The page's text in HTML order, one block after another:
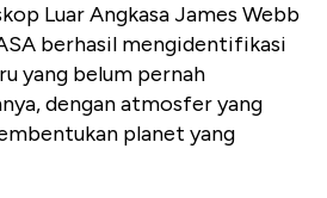
Luar Angkasa James Webb
berhasil mengidentifikasi
yang belum pernah
dengan atmosfer yang
planet yang